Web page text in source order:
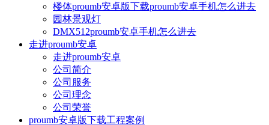
楼体proumb安卓版下载proumb安卓手机怎么进去
园林景观灯
DMX512proumb安卓手机怎么进去
走进proumb安卓
走进proumb安卓
公司简介
公司服务
公司理念
公司荣誉
proumb安卓版下载工程案例